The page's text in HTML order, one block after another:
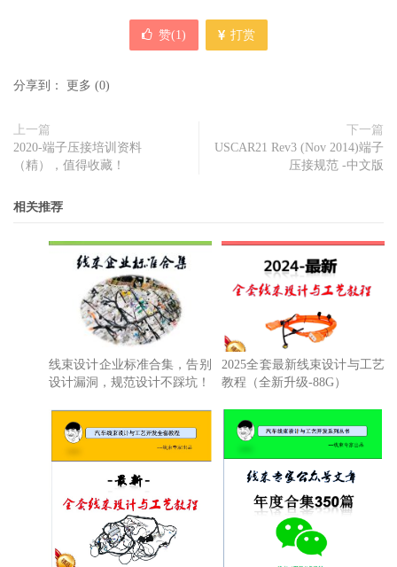
赞(1) 打赏
分享到： 更多 (0)
上一篇
2020-端子压接培训资料
（精），值得收藏！
下一篇
USCAR21 Rev3 (Nov 2014)端子
压接规范 -中文版
相关推荐
线束设计企业标准合集，告别
设计漏洞，规范设计不踩坑！
2025全套最新线束设计与工艺
教程（全新升级-88G）